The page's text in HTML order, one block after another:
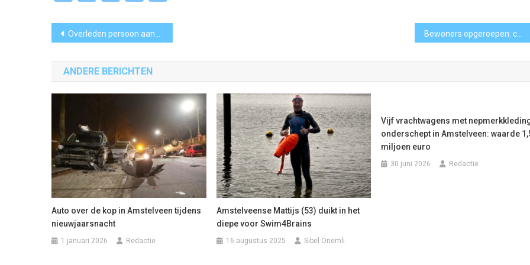
Bericht
navigatie
Overleden persoon aangetroffen in water Oosteinderweg Aalsmeer, politie doet onderzoek
ANDERE BERICHTEN
Auto over de kop in Amstelveen tijdens
nieuwjaarsnacht
1 januari 2026 Redactie
Amstelveense Mattijs (53) duikt in het
diepe voor Swim4Brains
16 augustus 2025 Sibel Önemli
Vijf vrachtwagens met
onderschept in Amstelveen: waarde
miljoen euro
30 juni 2026 Redactie